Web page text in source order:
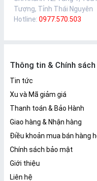
Tượng, Tỉnh Thái Nguyên
Hotline: 0977.570.503
Thông tin & Chính sách
Tin tức
Xu và Mã giảm giá
Thanh toán & Bảo Hành
Giao hàng & Nhận hàng
Điều khoản mua bán hàng
Chính sách bảo mật
Giới thiệu
Liên hệ